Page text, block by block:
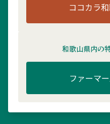
ココカラ
和歌山県内の
ファーマ